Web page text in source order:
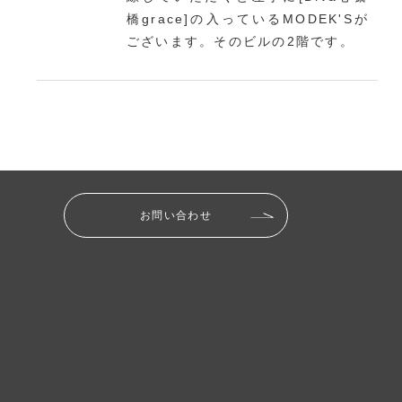
橋grace]の入っているMODEK'Sが
ございます。そのビルの2階です。
お問い合わせ